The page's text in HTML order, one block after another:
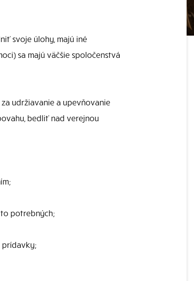
svoje úlohy, majú iné
sa majú väčšie spoločenstvá
udržiavanie a upevňovanie
bedliť nad verejnou
potrebných;
prídavky;